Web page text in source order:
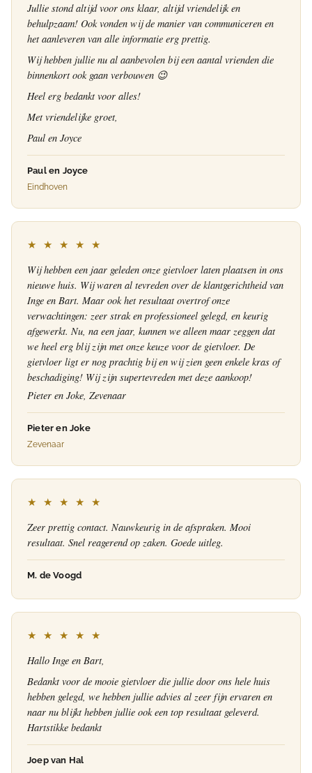
Jullie stond altijd voor ons klaar, altijd vriendelijk en
behulpzaam! Ook vonden wij de manier van communiceren en
het aanleveren van alle informatie erg prettig.
Wij hebben jullie nu al aanbevolen bij een aantal vrienden die
binnenkort ook gaan verbouwen 😉
Heel erg bedankt voor alles!
Met vriendelijke groet,
Paul en Joyce
Paul en Joyce
Eindhoven
★ ★ ★ ★ ★
Wij hebben een jaar geleden onze gietvloer laten plaatsen in ons
nieuwe huis. Wij waren al tevreden over de klantgerichtheid van
Inge en Bart. Maar ook het resultaat overtrof onze
verwachtingen: zeer strak en professioneel gelegd, en keurig
afgewerkt. Nu, na een jaar, kunnen we alleen maar zeggen dat
we heel erg blij zijn met onze keuze voor de gietvloer. De
gietvloer ligt er nog prachtig bij en wij zien geen enkele kras of
beschadiging! Wij zijn supertevreden met deze aankoop!
Pieter en Joke, Zevenaar
Pieter en Joke
Zevenaar
★ ★ ★ ★ ★
Zeer prettig contact. Nauwkeurig in de afspraken. Mooi
resultaat. Snel reagerend op zaken. Goede uitleg.
M. de Voogd
★ ★ ★ ★ ★
Hallo Inge en Bart,
Bedankt voor de mooie gietvloer die jullie door ons hele huis
hebben gelegd, we hebben jullie advies al zeer fijn ervaren en
naar nu blijkt hebben jullie ook een top resultaat geleverd.
Hartstikke bedankt
Joep van Hal